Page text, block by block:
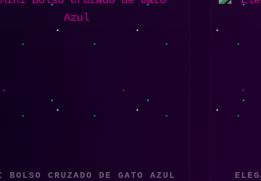
BOLSO CRUZADO DE GATO AZUL